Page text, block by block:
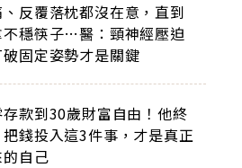
反覆落枕都沒在意，直到
不穩筷子…醫：頸神經壓迫
固定姿勢才是關鍵
款到30歲財富自由！他終
錢投入這3件事，才是真正
自己